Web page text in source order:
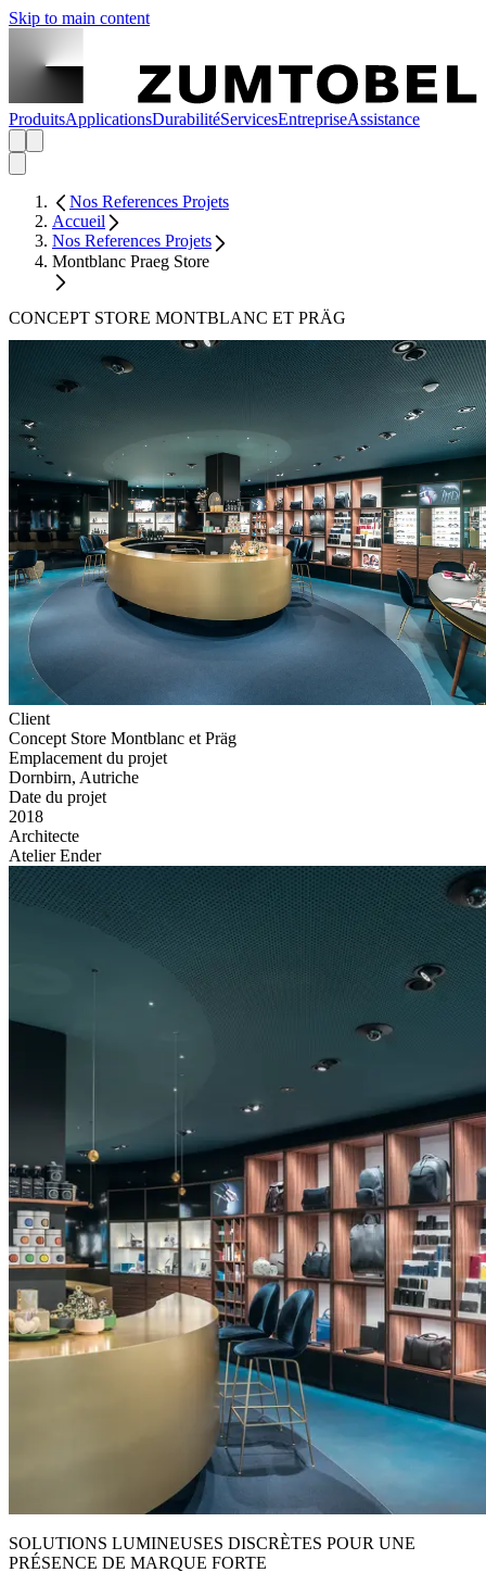
Skip to main content
ProduitsApplicationsDurabilitéServicesEntrepriseAssistance
Nos References Projets
Accueil
Nos References Projets
Montblanc Praeg Store
CONCEPT STORE MONTBLANC ET PRÄG
Client
Concept Store Montblanc et Präg
Emplacement du projet
Dornbirn, Autriche
Date du projet
2018
Architecte
Atelier Ender
SOLUTIONS LUMINEUSES DISCRÈTES POUR UNE
PRÉSENCE DE MARQUE FORTE